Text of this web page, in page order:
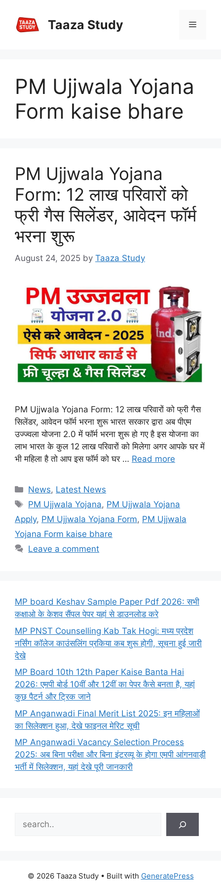
content
Taaza Study Menu
PM Ujjwala Yojana
Form kaise bhare
PM Ujjwala Yojana
Form: 12 लाख परिवारों को
फ्री गैस सिलेंडर, आवेदन फॉर्म
भरना शुरू
August 24, 2025 by Taaza Study
PM Ujjwala Yojana Form: 12 लाख परिवारों को फ्री गैस
सिलेंडर, आवेदन फॉर्म भरना शुरू भारत सरकार द्वारा अब पीएम
उज्ज्वला योजना 2.0 में फॉर्म भरना शुरू हो गए है इस योजना का
लाभ भारत के कुल 12 लाख परिवारों को मिलेगा अगर आपके घर में
भी महिला है तो आप इस फॉर्म को घर … Read more
Categories
News, Latest News
Tags
PM Ujjwala Yojana, PM Ujjwala Yojana
Apply, PM Ujjwala Yojana Form, PM Ujjwala
Yojana Form kaise bhare
Leave a comment
MP board Keshav Sample Paper Pdf 2026: सभी
कक्षाओ के केशव सैंपल पेपर यहां से डाउनलोड करे
MP PNST Counselling Kab Tak Hogi: मध्य प्रदेश
नर्सिंग कॉलेज काउंसलिंग प्रकिया कब शुरू होगी, सूचना हुई जारी
देखे
MP Board 10th 12th Paper Kaise Banta Hai
2026: एमपी बोर्ड 10वीं और 12वीं का पेपर कैसे बनता है, यहां
कुछ पैटर्न और ट्रिक जाने
MP Anganwadi Final Merit List 2025: इन महिलाओं
का सिलेक्शन हुआ, देखे फाइनल मेरिट सूची
MP Anganwadi Vacancy Selection Process
2025: अब बिना परीक्षा और बिना इंटरव्यू के होगा एमपी आंगनवाड़ी
भर्ती में सिलेक्शन, यहां देखे पूरी जानकारी
© 2026 Taaza Study• Built with GeneratePress